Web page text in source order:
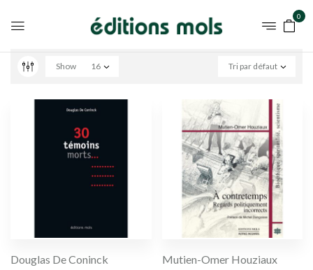
0
Tri par défaut
Show 16
Douglas De Coninck Mutien-Omer Houziaux